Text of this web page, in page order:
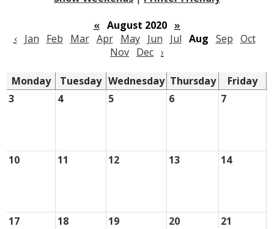
District Home
« August 2020 »
‹
Jan Feb Mar Apr May Jun Jul Aug Sep Oct
Nov Dec ›
Monday Tuesday Wednesday Thursday
Friday
3
4 5 6 7
10 11 12 13 14
17 18 19 20 21